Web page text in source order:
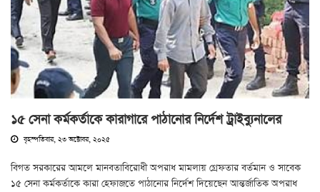
১৫ সেনা কর্মকর্তাকে কারাগারে পাঠানোর নির্দেশ ট্রাইব্যুনালের
বৃহস্পতিবার, ২৩ অক্টোবর, ২০২৫
বিগত সরকারের আমলে মানবতাবিরোধী অপরাধ মামলায় গ্রেফতার বর্তমান ও সাবেক
১৫ সেনা কর্মকর্তাকে কারা হেফাজতে পাঠানোর নির্দেশ দিয়েছেন আন্তর্জাতিক অপরাধ